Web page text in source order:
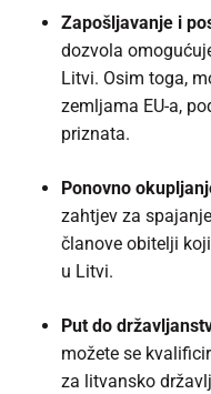
Zapošljavanje i
dozvola
Litvi. Osim toga,
zemljama EU-a,
priznata.
Ponovno
zahtjev za
članove obitelji
u Litvi.
Put do
možete se
za litvansko